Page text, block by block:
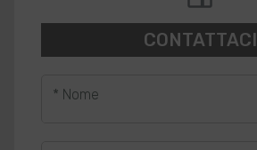
CONTATTACI
* Nome